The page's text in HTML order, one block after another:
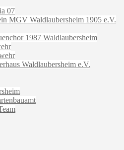
07
MGV Waldlaubersheim 1905 e.V.
1987 Waldlaubersheim
Waldlaubersheim e.V.